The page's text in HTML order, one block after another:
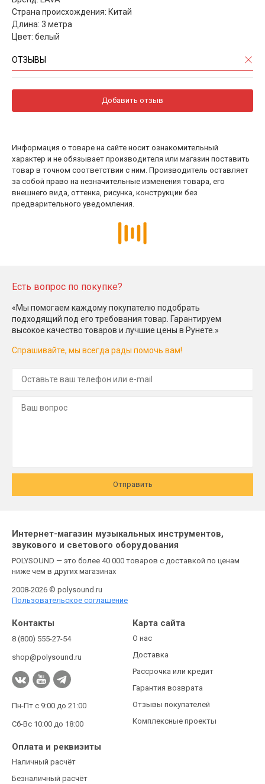
Страна происхождения: Китай
Длина: 3 метра
Цвет: белый
ОТЗЫВЫ
Добавить отзыв
Информация о товаре на сайте носит ознакомительный
характер и не обязывает производителя или магазин поставить
товар в точном соответствии с ним. Производитель оставляет
за собой право на незначительные изменения товара, его
внешнего вида, оттенка, рисунка, конструкции без
предварительного уведомления.
Есть вопрос по покупке?
«Мы помогаем каждому покупателю подобрать
подходящий под его требования товар. Гарантируем
высокое качество товаров и лучшие цены в Рунете.»
Спрашивайте, мы всегда рады помочь вам!
Отправить
Интернет-магазин музыкальных инструментов,
звукового и светового оборудования
POLYSOUND — это более 40 000 товаров с доставкой по ценам
ниже чем в других магазинах
2008-2026 © polysound.ru
Пользовательское соглашение
Контакты
8 (800) 555-27-54
shop@polysound.ru
Пн-Пт с 9:00 до 21:00
Сб-Вс 10:00 до 18:00
Карта сайта
О нас
Доставка
Рассрочка или кредит
Гарантия возврата
Отзывы покупателей
Комплексные проекты
Оплата и реквизиты
Наличный расчёт
Безналичный расчёт